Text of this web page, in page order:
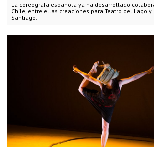
La coreógrafa española ya ha desarrollado
Chile, entre ellas creaciones para Teatro del Lago
Santiago.